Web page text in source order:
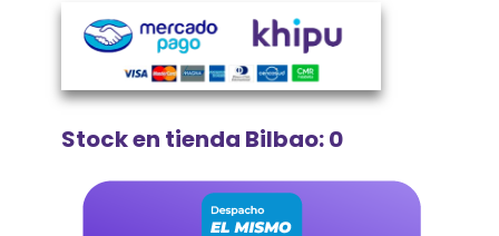
Stock en tienda Bilbao: 0